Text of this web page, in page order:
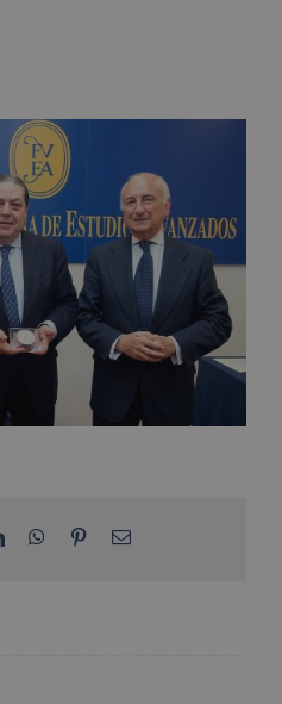
LinkedInWhatsApp
PinterestEmail